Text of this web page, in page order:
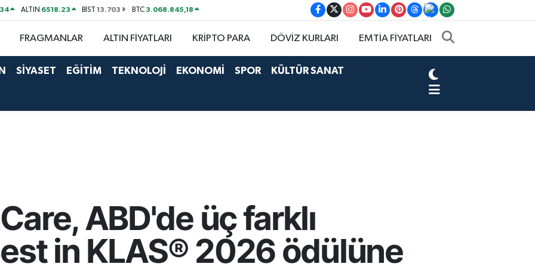
ALTIN 6518.23 BİST13.703 BTC3.068.845,18
FRAGMANLAR ALTIN FİYATLARI KRİPTO PARA DÖVİZ KURLARI EMTİA FİYATLARI
SİYASET EĞİTİM TEKNOLOJİ EKONOMİ SPOR KÜLTÜR SANAT
ABD'de üç farklı
in KLAS® 2026 ödülüne